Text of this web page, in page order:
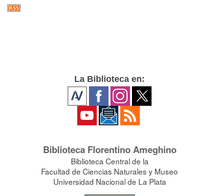
La Biblioteca en:
Biblioteca Florentino Ameghino
Biblioteca Central de la
Facultad de Ciencias Naturales y Museo
Universidad Nacional de La Plata